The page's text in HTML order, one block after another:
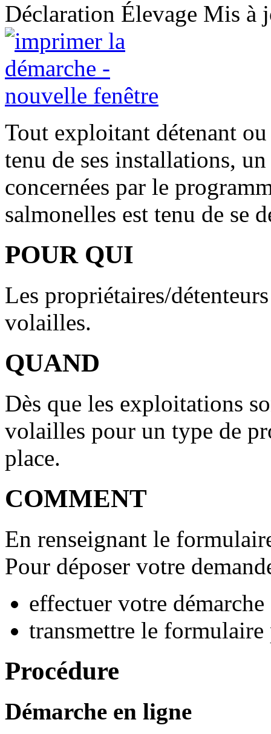
Déclaration Élevage Mis à
Tout exploitant détenant
tenu de ses installations,
concernées par le
salmonelles est tenu de se
POUR QUI
Les propriétaires/
volailles.
QUAND
Dès que les exploitations
volailles pour un type de
place.
COMMENT
En renseignant le
Pour déposer votre
effectuer votre
transmettre le
Procédure
Démarche en ligne